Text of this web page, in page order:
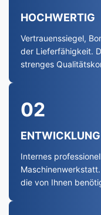
HOCHWERTIG
Vertrauenssiegel,
der Lieferfähigkeit.
strenges
02
ENTWICKLUNG
Internes
die von Ihnen